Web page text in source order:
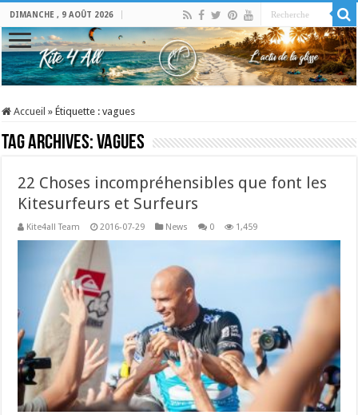
DIMANCHE , 9 AOÛT 2026
Accueil » Étiquette :vagues
Tag Archives:vagues
22 Choses incompréhensibles que font les
Kitesurfeurs et Surfeurs
Kite4all Team 2016-07-29 News 0 1,459